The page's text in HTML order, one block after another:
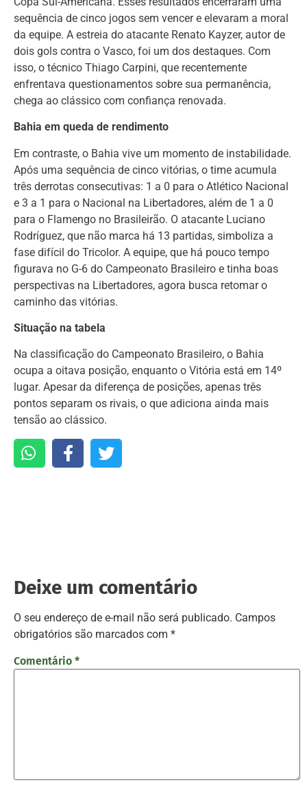
sequência de cinco jogos sem vencer e elevaram a moral
da equipe. A estreia do atacante Renato Kayzer, autor de
dois gols contra o Vasco, foi um dos destaques. Com
isso, o técnico Thiago Carpini, que recentemente
enfrentava questionamentos sobre sua permanência,
chega ao clássico com confiança renovada.
Bahia em queda de rendimento
Em contraste, o Bahia vive um momento de instabilidade.
Após uma sequência de cinco vitórias, o time acumula
três derrotas consecutivas: 1 a 0 para o Atlético Nacional
e 3 a 1 para o Nacional na Libertadores, além de 1 a 0
para o Flamengo no Brasileirão. O atacante Luciano
Rodríguez, que não marca há 13 partidas, simboliza a
fase difícil do Tricolor. A equipe, que há pouco tempo
figurava no G-6 do Campeonato Brasileiro e tinha boas
perspectivas na Libertadores, agora busca retomar o
caminho das vitórias.
Situação na tabela
Na classificação do Campeonato Brasileiro, o Bahia
ocupa a oitava posição, enquanto o Vitória está em 14º
lugar. Apesar da diferença de posições, apenas três
pontos separam os rivais, o que adiciona ainda mais
tensão ao clássico.
Deixe um comentário
O seu endereço de e-mail não será publicado. Campos
obrigatórios são marcados com *
Comentário *